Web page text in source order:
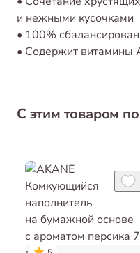
и нежными кусочками
• 100%
• Содержит витамины
С этим товаром